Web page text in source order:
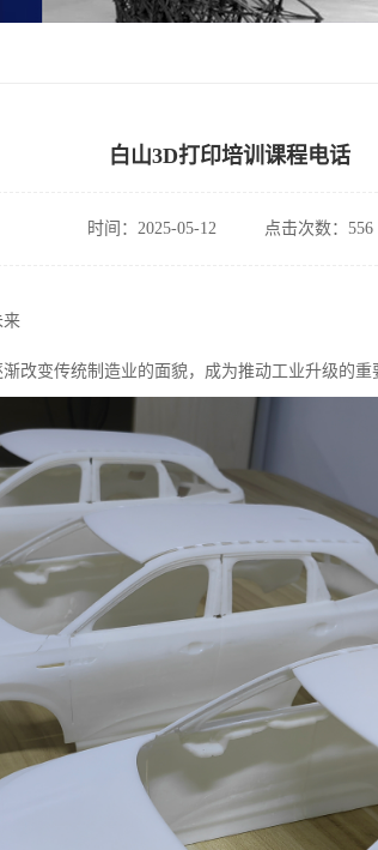
白山3D打印培训课程电话
时间：2025-05-12 点击次数：556
来
改变传统制造业的面貌，成为推动工业升级的重